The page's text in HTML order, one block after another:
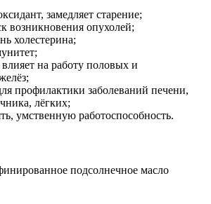
замедляет старение;
возникновения опухолей;
холестерина;
на работу половых и
профилактики заболеваний печени,
лёгких;
умственную работоспособность.
подсолнечное масло